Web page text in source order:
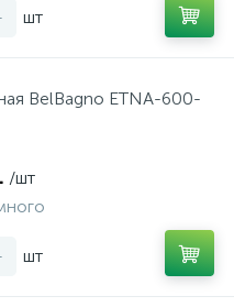
шт
BelBagno ETNA-600-
/шт
шт